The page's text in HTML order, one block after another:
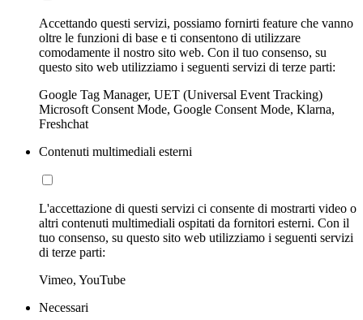
Accettando questi servizi, possiamo fornirti feature che vanno
oltre le funzioni di base e ti consentono di utilizzare
comodamente il nostro sito web. Con il tuo consenso, su
questo sito web utilizziamo i seguenti servizi di terze parti:
Google Tag Manager, UET (Universal Event Tracking)
Microsoft Consent Mode, Google Consent Mode, Klarna,
Freshchat
Contenuti multimediali esterni
L'accettazione di questi servizi ci consente di mostrarti video o
altri contenuti multimediali ospitati da fornitori esterni. Con il
tuo consenso, su questo sito web utilizziamo i seguenti servizi
di terze parti:
Vimeo, YouTube
Necessari